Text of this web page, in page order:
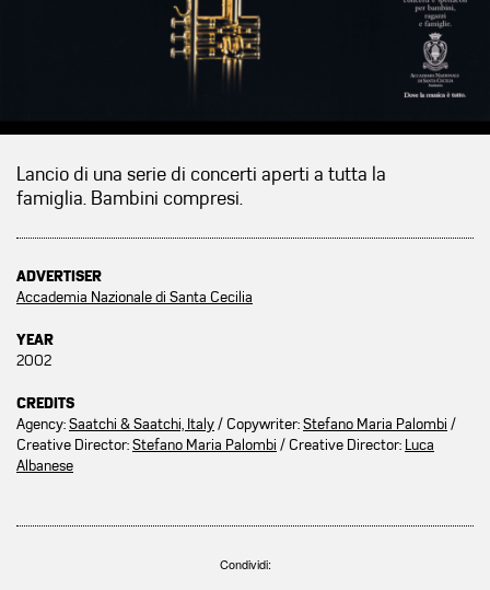
Lancio di una serie di concerti aperti a tutta la
famiglia. Bambini compresi.
ADVERTISER
Accademia Nazionale di Santa Cecilia
YEAR
2002
CREDITS
Agency:Saatchi & Saatchi, Italy/ Copywriter:Stefano Maria Palombi /
Creative Director:Stefano Maria Palombi / Creative Director: Luca
Albanese
Condividi: